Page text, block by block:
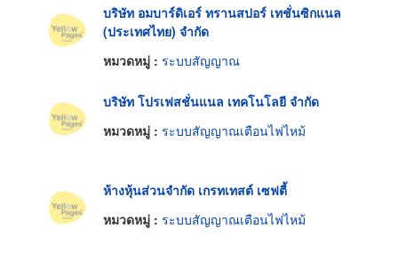
บริษัท อมบาร์ดิเอร์ ทรานสปอร์ เทชั่นซิกแนล
(ประเทศไทย) จำกัด
หมวดหมู่ : ระบบสัญญาณ
บริษัท โปรเฟสชั่นแนล เทคโนโลยี จำกัด
หมวดหมู่ : ระบบสัญญาณเตือนไฟไหม้
ห้างหุ้นส่วนจำกัด เกรทเทสต์ เซฟตี้
หมวดหมู่ : ระบบสัญญาณเตือนไฟไหม้